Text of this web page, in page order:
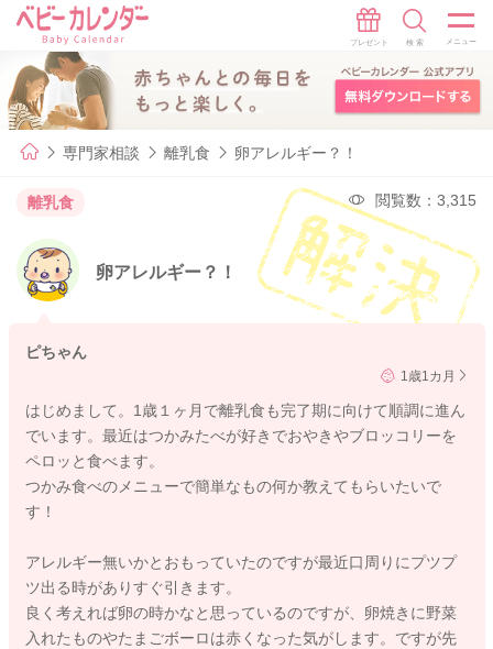
専門家相談 離乳食 卵アレルギー？！
離乳食 閲覧数：3,315
卵アレルギー？！
ピちゃん
1歳1カ月
はじめまして。1歳１ヶ月で離乳食も完了期に向けて順調に進ん
でいます。最近はつかみたべが好きでおやきやブロッコリーを
ペロッと食べます。
つかみ食べのメニューで簡単なもの何か教えてもらいたいで
す！
アレルギー無いかとおもっていたのですが最近口周りにプツプ
ツ出る時がありすぐ引きます。
良く考えれば卵の時かなと思っているのですが、卵焼きに野菜
入れたものやたまごボーロは赤くなった気がします。ですが先